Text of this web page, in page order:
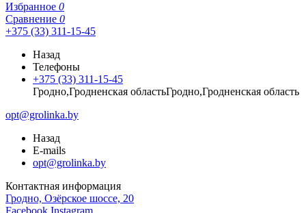
Избранное 0
Сравнение 0
+375 (33) 311-15-45
Назад
Телефоны
+375 (33) 311-15-45
Гродно,Гродненская областьГродно,Гродненская область
opt@grolinka.by
Назад
E-mails
opt@grolinka.by
Контактная информация
Гродно, Озёрское шоссе, 20
Facebook Instagram